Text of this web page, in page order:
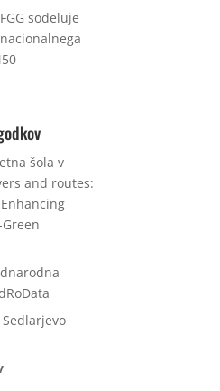
sodeluje
šola v
and routes:
Green
Sedlarjevo